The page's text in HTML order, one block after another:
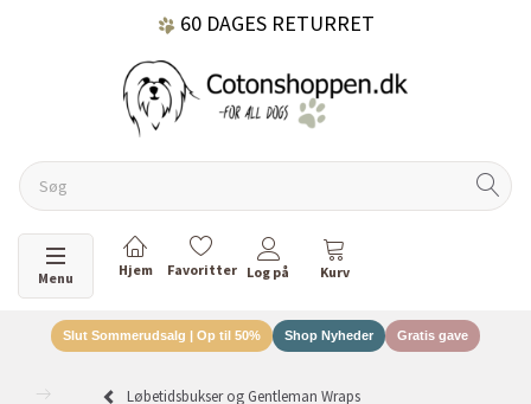
60 DAGES RETURRET
Skifte navigation
Menu
Slut Sommerudsalg | Op til 50% Shop Nyheder Gratis gave
Løbetidsbukser og Gentleman Wraps